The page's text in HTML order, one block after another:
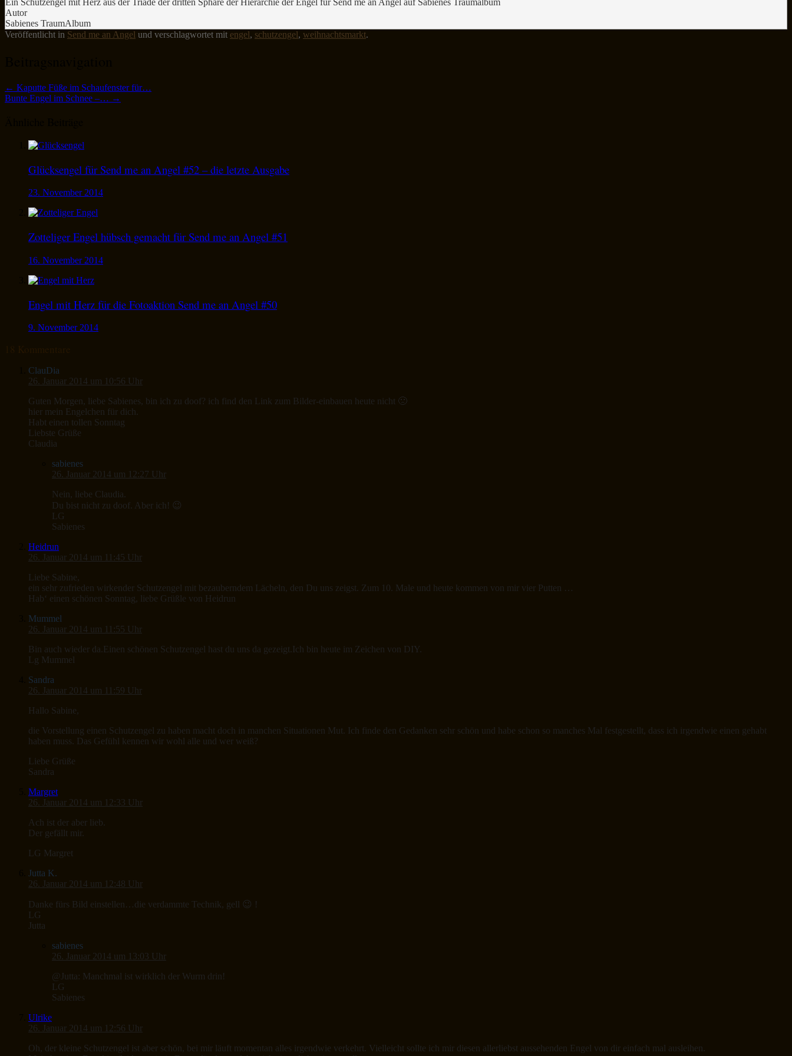
Autor
Sabienes TraumAlbum
Veröffentlicht in Send me an Angel und verschlagwortet mit engel, schutzengel, weihnachtsmarkt.
← Kaputte Füße im Schaufenster für…
Bunte Engel im Schnee –… →
Glücksengel für Send me an Angel #52 – die letzte Ausgabe
23. November 2014
Zotteliger Engel hübsch gemacht für Send me an Angel #51
16. November 2014
Engel mit Herz für die Fotoaktion Send me an Angel #50
9. November 2014
ClauDia
26. Januar 2014 um 10:56 Uhr
Guten Morgen, liebe Sabienes, bin ich zu doof? ich find den Link zum Bilder-einbauen heute nicht 🙁
hier mein Engelchen für dich.
Habt einen tollen Sonntag
Liebste Grüße
Claudia
sabienes
26. Januar 2014 um 12:27 Uhr
Nein, liebe Claudia.
Du bist nicht zu doof. Aber ich! 😉
LG
Sabienes
Heidrun
26. Januar 2014 um 11:45 Uhr
Liebe Sabine,
ein sehr zufrieden wirkender Schutzengel mit bezauberndem Lächeln, den Du uns zeigst. Zum 10. Male und heute kommen von mir vier Putten …
Hab‘ einen schönen Sonntag, liebe Grüßle von Heidrun
Mummel
26. Januar 2014 um 11:55 Uhr
Bin auch wieder da.Einen schönen Schutzengel hast du uns da gezeigt.Ich bin heute im Zeichen von DIY.
Lg Mummel
Sandra
26. Januar 2014 um 11:59 Uhr
Hallo Sabine,
die Vorstellung einen Schutzengel zu haben macht doch in manchen Situationen Mut. Ich finde den Gedanken sehr schön und habe schon so manches Mal festgestellt, dass ich irgendwie einen gehabt
haben muss. Das Gefühl kennen wir wohl alle und wer weiß?
Liebe Grüße
Sandra
Margret
26. Januar 2014 um 12:33 Uhr
Ach ist der aber lieb.
Der gefällt mir.
LG Margret
Jutta K.
26. Januar 2014 um 12:48 Uhr
Danke fürs Bild einstellen…die verdammte Technik, gell 😉 !
LG
Jutta
sabienes
26. Januar 2014 um 13:03 Uhr
@Jutta: Manchmal ist wirklich der Wurm drin!
LG
Sabienes
Ulrike
26. Januar 2014 um 12:56 Uhr
Oh, der kleine Schutzengel ist aber schön, bei mir läuft momentan alles irgendwie verkehrt. Vielleicht sollte ich mir diesen allerliebst aussehenden Engel von dir einfach mal ausleihen.